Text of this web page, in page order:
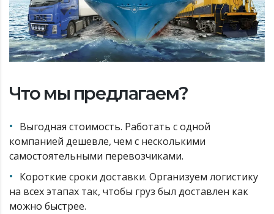
Что мы предлагаем?
Выгодная стоимость. Работать с одной
компанией дешевле, чем с несколькими
самостоятельными перевозчиками.
Короткие сроки доставки. Организуем логистику
на всех этапах так, чтобы груз был доставлен как
можно быстрее.